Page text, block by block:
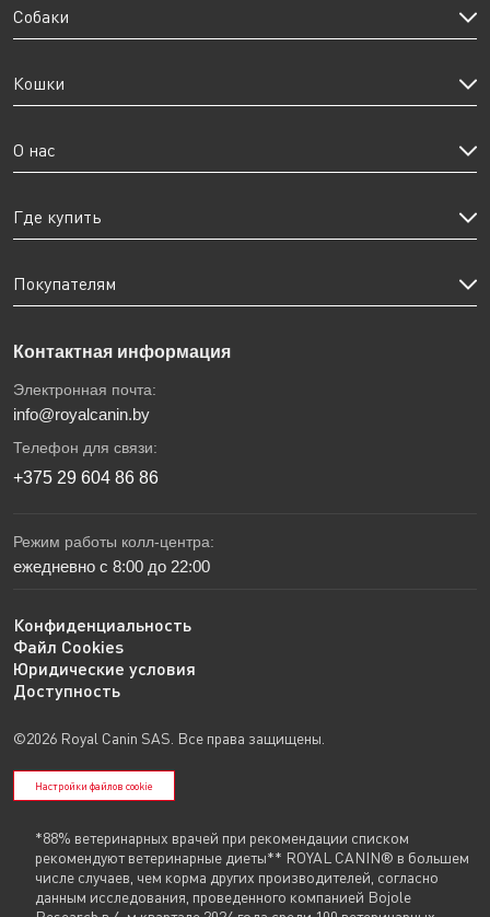
Собаки
Кошки
О нас
Где купить
Покупателям
Контактная информация
Электронная почта:
info@royalcanin.by
Телефон для связи:
+375 29 604 86 86
Режим работы колл-центра:
ежедневно с 8:00 до 22:00
Конфиденциальность
Файл Cookies
Юридические условия
Доступность
©2026 Royal Canin SAS. Все права защищены.
Настройки файлов cookie
*88% ветеринарных врачей при рекомендации списком
рекомендуют ветеринарные диеты** ROYAL CANIN® в большем
числе случаев, чем корма других производителей, согласно
данным исследования, проведенного компанией Bojole